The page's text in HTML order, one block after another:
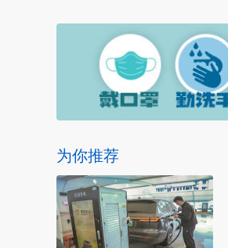
为你推荐